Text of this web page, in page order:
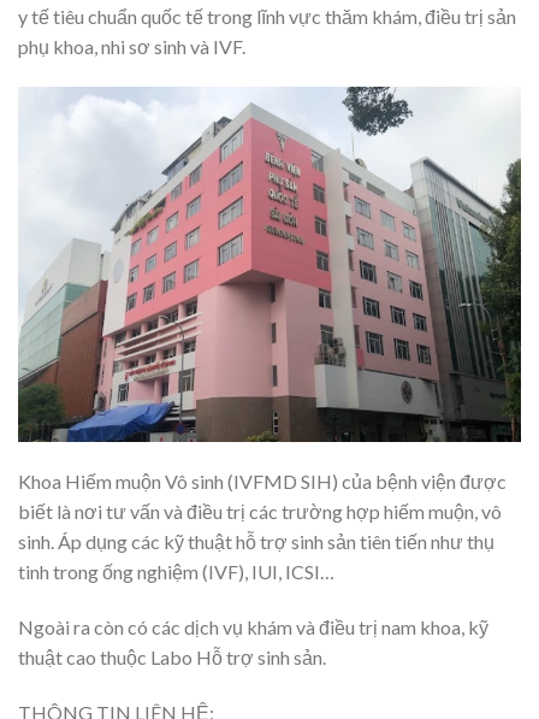
y tế tiêu chuẩn quốc tế trong lĩnh vực thăm khám, điều trị sản
phụ khoa, nhi sơ sinh và IVF.
Khoa Hiếm muộn Vô sinh (IVFMD SIH) của bệnh viện được
biết là nơi tư vấn và điều trị các trường hợp hiếm muộn, vô
sinh. Áp dụng các kỹ thuật hỗ trợ sinh sản tiên tiến như thụ
tinh trong ống nghiệm (IVF), IUI, ICSI…
Ngoài ra còn có các dịch vụ khám và điều trị nam khoa, kỹ
thuật cao thuộc Labo Hỗ trợ sinh sản.
THÔNG TIN LIÊN HỆ: